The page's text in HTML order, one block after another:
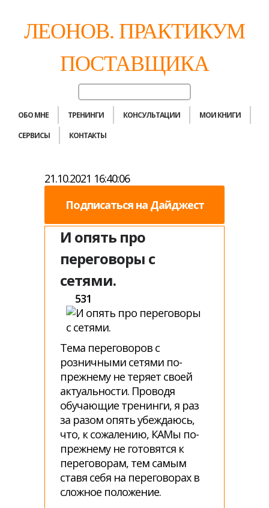
ЛЕОНОВ. ПРАКТИКУМ
ПОСТАВЩИКА
ОБО МНЕ ТРЕНИНГИ КОНСУЛЬТАЦИИ
МОИ КНИГИ
СЕРВИСЫ
КОНТАКТЫ
21.10.2021 16:40:06
Подписаться на Дайджест
И опять про
переговоры с
сетями.
531
Тема переговоров с
розничными сетями по-
прежнему не теряет своей
актуальности. Проводя
обучающие тренинги, я раз
за разом опять убеждаюсь,
что, к сожалению, КАМы по-
прежнему не готовятся к
переговорам, тем самым
ставя себя на переговорах в
сложное положение.